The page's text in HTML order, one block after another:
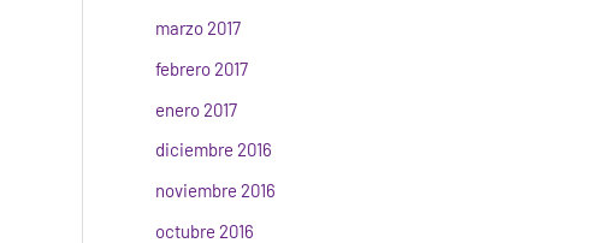
marzo 2017
febrero 2017
enero 2017
diciembre 2016
noviembre 2016
octubre 2016